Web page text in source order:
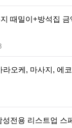
때밀이+방석집
라오케, 마사지, 에
전용 리스트업 스